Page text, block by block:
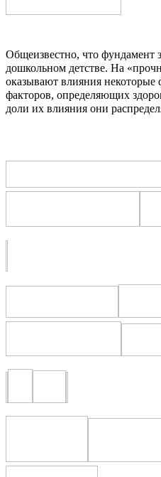
Общеизвестно, что фундамент
дошкольном детстве. На
оказывают влияния некоторые
факторов, определяющих
доли их влияния они